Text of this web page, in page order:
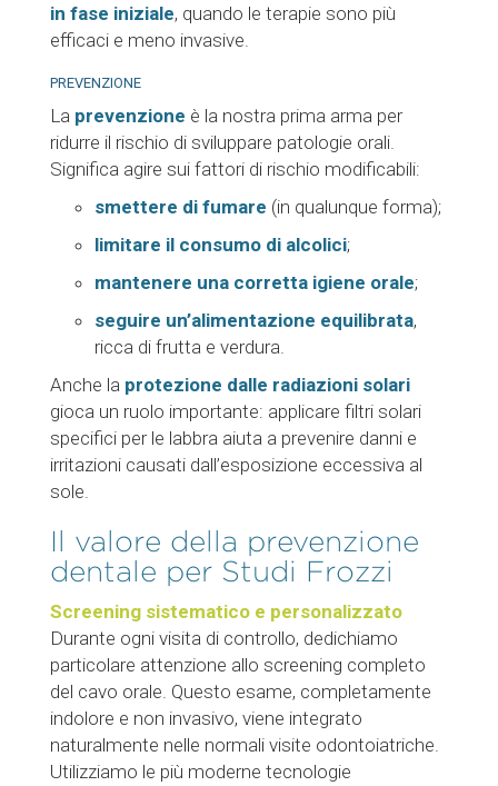
in fase iniziale, quando le terapie sono più
efficaci e meno invasive.
PREVENZIONE
La prevenzione è la nostra prima arma per
ridurre il rischio di sviluppare patologie orali.
Significa agire sui fattori di rischio modificabili:
smettere di fumare (in qualunque forma);
limitare il consumo di alcolici;
mantenere una corretta igiene orale;
seguire un’alimentazione equilibrata,
ricca di frutta e verdura.
Anche la protezione dalle radiazioni solari
gioca un ruolo importante: applicare filtri solari
specifici per le labbra aiuta a prevenire danni e
irritazioni causati dall’esposizione eccessiva al
sole.
Il valore della prevenzione
dentale per Studi Frozzi
Screening sistematico e personalizzato
Durante ogni visita di controllo, dedichiamo
particolare attenzione allo screening completo
del cavo orale. Questo esame, completamente
indolore e non invasivo, viene integrato
naturalmente nelle normali visite odontoiatriche.
Utilizziamo le più moderne tecnologie